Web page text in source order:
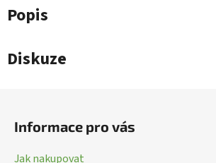
Popis
Diskuze
Informace pro vás
Jak nakupovat